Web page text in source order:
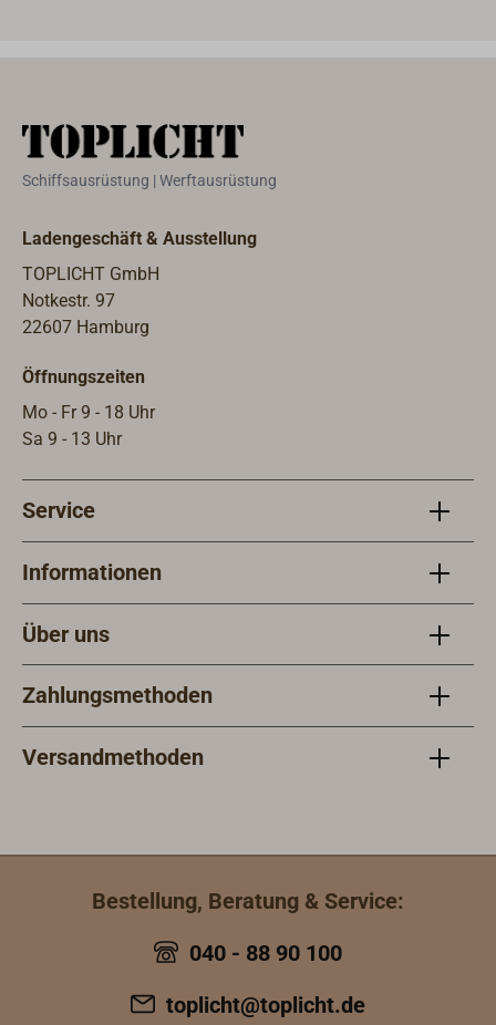
Schiffsausrüstung | Werftausrüstung
Ladengeschäft & Ausstellung
TOPLICHT GmbH
Notkestr. 97
22607 Hamburg
Öffnungszeiten
Mo - Fr 9 - 18 Uhr
Sa 9 - 13 Uhr
Service
Informationen
Über uns
Zahlungsmethoden
Versandmethoden
Bestellung, Beratung & Service:
040 - 88 90 100
toplicht@toplicht.de